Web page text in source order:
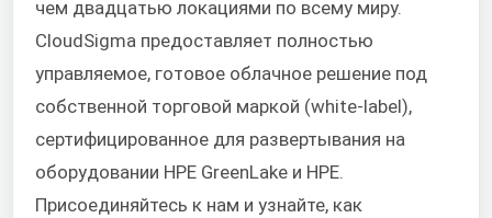
чем двадцатью локациями по всему миру.
CloudSigma предоставляет полностью
управляемое, готовое облачное решение под
собственной торговой маркой (white-label),
сертифицированное для развертывания на
оборудовании HPE GreenLake и HPE.
Присоединяйтесь к нам и узнайте, как